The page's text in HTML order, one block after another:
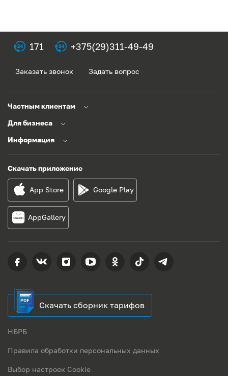
171 +375(29)311-49-49
Заказать звонок Задать вопрос
Частным клиентам
Для бизнеса
Информация
Скачать приложение
App Store Google Play
AppGallery
Скачать сборник тарифов
НБРБ
Правила обработки персональных данных
Выбор настроек Cookie